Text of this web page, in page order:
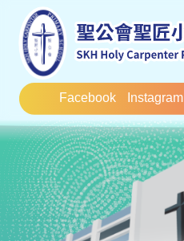
Facebook Instagram